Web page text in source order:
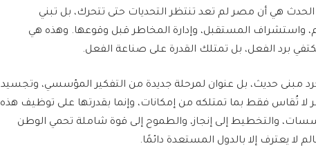
الحدث هي أن مصر لم تعد تنتظر التحديات حتى تتحرك، بل تبني
واستشراف المستقبل، وإدارة المخاطر قبل وقوعها. وهذه هي
برد الفعل، بل تمتلك القدرة على صناعة الفعل.
مبنى حديث، بل عنوان لمرحلة جديدة من التفكير المؤسسي، وتجسيد
لا تُقاس فقط بما تمتلكه من إمكانات، وإنما بقدرتها على توظيف هذه
والتخطيط إلى إنجاز، والطموح إلى قوة شاملة تحمي الوطن
يعترف إلا بالدول المستعدة دائمًا.